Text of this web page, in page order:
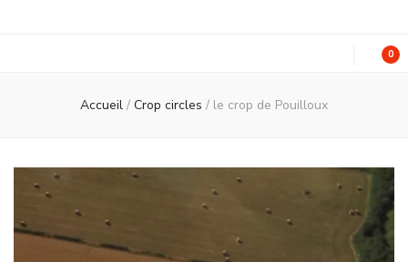
0
Accueil / Crop circles / le crop de Pouilloux